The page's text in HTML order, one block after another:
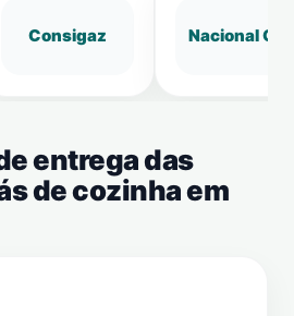
Consigaz Nacional Gás
entrega das
de cozinha em